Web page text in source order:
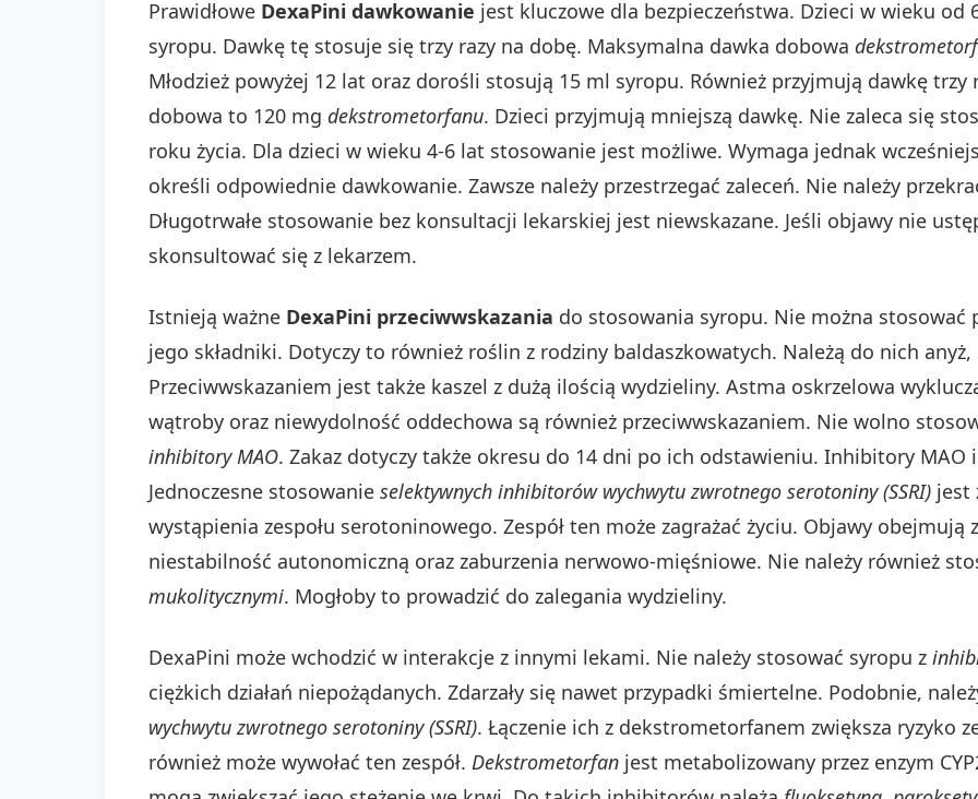
Prawidłowe DexaPini dawkowanie jest kluczowe dla bezpieczeństwa. Dzieci w wieku
syropu. Dawkę tę stosuje się trzy razy na dobę. Maksymalna dawka dobowa
Młodzież powyżej 12 lat oraz dorośli stosują 15 ml syropu. Również przyjmują dawkę
dobowa to 120 mg dekstrometorfanu. Dzieci przyjmują mniejszą dawkę. Nie zaleca się
roku życia. Dla dzieci w wieku 4-6 lat stosowanie jest możliwe. Wymaga jednak
określi odpowiednie dawkowanie. Zawsze należy przestrzegać zaleceń. Nie należy
Długotrwałe stosowanie bez konsultacji lekarskiej jest niewskazane. Jeśli objawy nie
skonsultować się z lekarzem.
Istnieją ważne DexaPini przeciwwskazania do stosowania syropu. Nie można stosować
jego składniki. Dotyczy to również roślin z rodziny baldaszkowatych. Należą do nich
Przeciwwskazaniem jest także kaszel z dużą ilością wydzieliny. Astma oskrzelowa
wątroby oraz niewydolność oddechowa są również przeciwwskazaniem. Nie wolno
inhibitory MAO. Zakaz dotyczy także okresu do 14 dni po ich odstawieniu. Inhibitory
Jednoczesne stosowanie selektywnych inhibitorów wychwytu zwrotnego serotoniny (SSRI) jest
wystąpienia zespołu serotoninowego. Zespół ten może zagrażać życiu. Objawy
niestabilność autonomiczną oraz zaburzenia nerwowo-mięśniowe. Nie należy również
mukolitycznymi. Mogłoby to prowadzić do zalegania wydzieliny.
DexaPini może wchodzić w interakcje z innymi lekami. Nie należy stosować syropu z
ciężkich działań niepożądanych. Zdarzały się nawet przypadki śmiertelne. Podobnie,
wychwytu zwrotnego serotoniny (SSRI). Łączenie ich z dekstrometorfanem zwiększa ryzyko
również może wywołać ten zespół. Dekstrometorfan jest metabolizowany przez enzym